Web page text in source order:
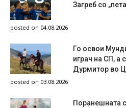
Загреб со
posted on 04.08.2026
Го освои
играч на СП, а
Дурмитор во
posted on 03.08.2026
Поранешната